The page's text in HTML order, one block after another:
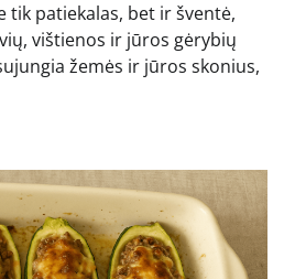
tik patiekalas, bet ir šventė,
vištienos ir jūros gėrybių
žemės ir jūros skonius,